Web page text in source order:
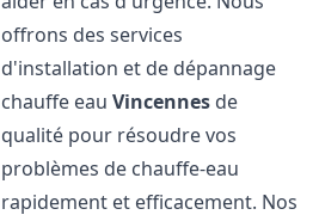
offrons des services
d'installation et de dépannage
chauffe eauVincennes de
qualité pour résoudre vos
problèmes de chauffe-eau
rapidement et efficacement. Nos